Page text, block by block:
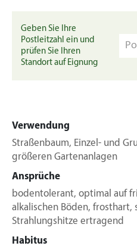
Geben Sie Ihre
Postleitzahl ein und
prüfen Sie Ihren
Standort auf Eignung
Verwendung
Straßenbaum, Einzel- und
größeren Gartenanlagen
Ansprüche
bodentolerant, optimal auf
alkalischen Böden, frosthart,
Strahlungshitze ertragend
Habitus